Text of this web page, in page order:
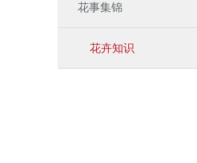
花事集锦
花卉知识